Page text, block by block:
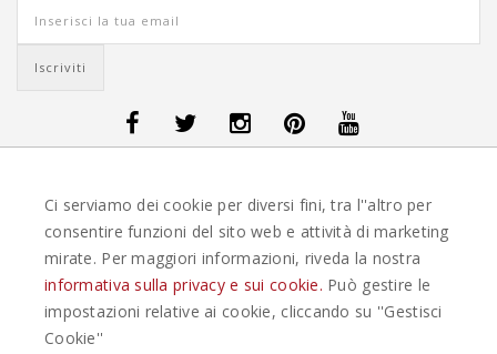
VIAGGI GUATEMALA -OFFERTE VIAGGI ISLANDA -OFFERTE VIAGGI
OFFERTE VIAGGI MAURITIUS OFFERTE VIAGGI MESSICO
OFFERTE VIAGGI NORVEGIA- OFFERTE VIAGGI PORTOGALLO-
OFFERTE VIAGGI SEYCHELLES-OFFERTE VIAGGI SPAGNA-OFFERTE
EASYWEEKS TOUR OPERATOR © 2026 COPYRIGHT EASYWEEK. TUTTI I DIRITTI
RISERVATI |
Ci serviamo dei cookie per diversi fini, tra l''altro per
consentire funzioni del sito web e attività di marketing
mirate. Per maggiori informazioni, riveda la nostra
informativa sulla privacy e sui cookie. Può gestire le
impostazioni relative ai cookie, cliccando su ''Gestisci
Cookie''